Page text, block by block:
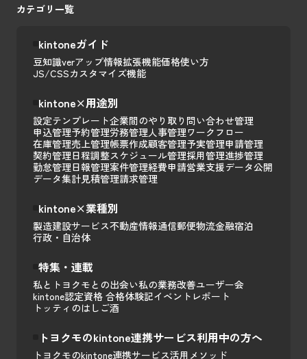
カテゴリ一覧
kintoneガイド
豆知識verアップ情報拡張機能価格使い方
JS/CSSカスタマイズ機能
kintone×用途別
設定テンプレート企業間のやり取り 問い合わせ管理
申込管理予約管理労務管理人事管理ワークフロー
在庫管理売上管理帳票作成顧客管理予実管理申請管理
契約管理日程調整スケジュール管理採用管理進捗管理
勤怠管理日報管理案件管理経費申請営業支援データ公開
データ集計見積管理請求管理
kintone×業種別
製造建設サービス不動産情報通信郵便物流金融宿泊
行政・自治体
特集・連載
私とトヨクモとの出会い私の業務改善ユーザー会
kintone認定資格 合格体験記イベントレポート
トッティのはしご酒
トヨクモのkintone連携サービス利用中の方へ
トヨクモのkintone連携サービス活用メソッド